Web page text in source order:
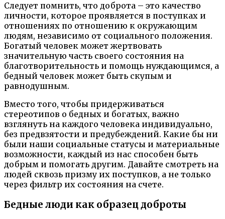
Следует помнить, что доброта – это качество
личности, которое проявляется в поступках и
отношениях по отношению к окружающим
людям, независимо от социального положения.
Богатый человек может жертвовать
значительную часть своего состояния на
благотворительность и помощь нуждающимся, а
бедный человек может быть скупым и
равнодушным.
Вместо того, чтобы придерживаться
стереотипов о бедных и богатых, важно
взглянуть на каждого человека индивидуально,
без предвзятости и предубеждений. Какие бы ни
были наши социальные статусы и материальные
возможности, каждый из нас способен быть
добрым и помогать другим. Давайте смотреть на
людей сквозь призму их поступков, а не только
через фильтр их состояния на счете.
Бедные люди как образец доброты